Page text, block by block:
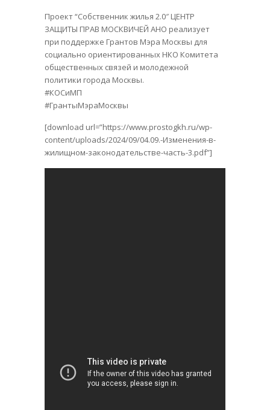
Проект “Собственник жилья 2.0″ ЦЕНТР
ЗАЩИТЫ ПРАВ МОСКВИЧЕЙ АНО реализует
при поддержке Грантов Мэра Москвы для
социально ориентированных НКО Комитета
общественных связей и молодежной
политики города Москвы.
#КОСиМП
#ГрантыМэраМосквы
[download url=”https://www.prostogkh.ru/wp-
content/uploads/2024/09/04.09.-Изменения-в-
жилищном-законодательстве-часть-3.pdf”]